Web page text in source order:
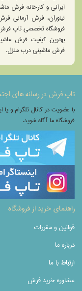
ایرانی و کارخانه
نیاوران، فرش آرمانی
فروشگاه تخصصی تاپ فرش
بهترین کیفیت فرش
فرش ماشینی درب منزل.
تاپ فرش در رسانه های
با عضویت در کانال تلگرام و
فروشگاه ما آگاه شوید.
راهنمای خرید از فروشگاه
قوانین و مقررات
درباره ما
ارتباط با ما
مشاوره خرید فرش